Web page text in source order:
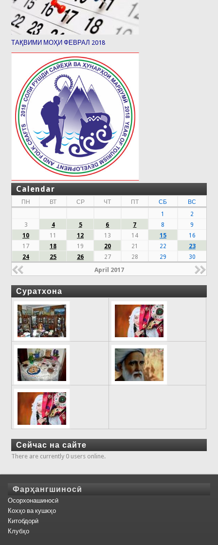
ТАҚВИМИ МОҲИ ФЕВРАЛ 2018
Calendar
ПН ВТ СР ЧТ ПТ СБ
ВС
1
2
3
4 5 6 7 8
9
10
11 12 13 14 15
16
17
18 19 20 21 22
23
24
25 26 27 28 29 30
April 2017
Суратхона
Сейчас на сайте
There are currently 0 users online.
Фарҳангшиносӣ
Осорхонашиносӣ
Кохҳо ва кушкҳо
Китобдорӣ
Клубҳо